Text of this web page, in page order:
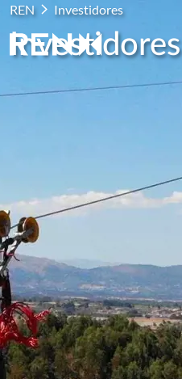
REN Investidores
Investidores